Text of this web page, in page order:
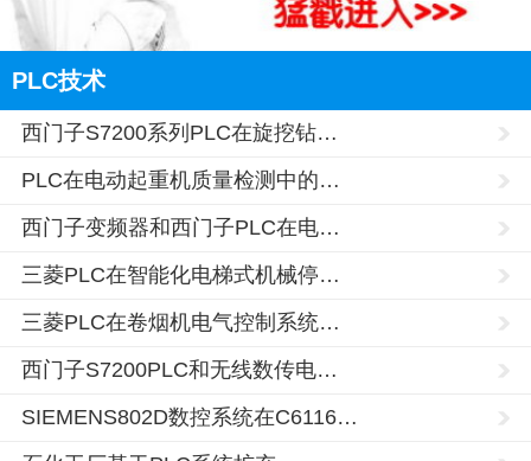
PLC技术
西门子S7200系列PLC在旋挖钻…
PLC在电动起重机质量检测中的…
西门子变频器和西门子PLC在电…
三菱PLC在智能化电梯式机械停…
三菱PLC在卷烟机电气控制系统…
西门子S7200PLC和无线数传电…
SIEMENS802D数控系统在C6116…